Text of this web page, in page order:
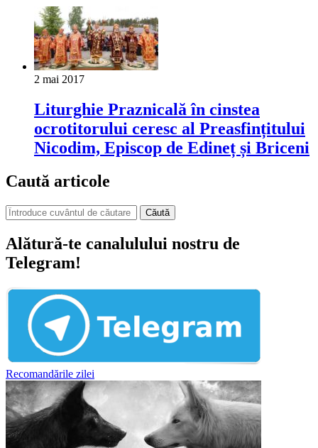
2 mai 2017
Liturghie Praznicală în cinstea
ocrotitorului ceresc al Preasfințitului
Nicodim, Episcop de Edineț și Briceni
Caută articole
Căută
Alătură-te canalulului nostru de
Telegram!
Recomandările zilei